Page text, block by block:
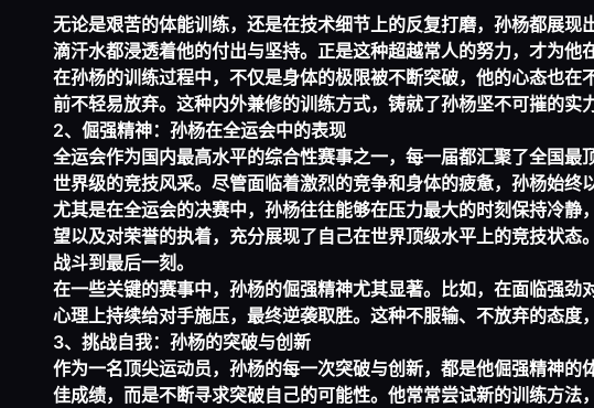
无论是艰苦的体能训练，还是在技术细节上的反复打磨，孙杨都展
滴汗水都浸透着他的付出与坚持。正是这种超越常人的努力，才为他
在孙杨的训练过程中，不仅是身体的极限被不断突破，他的心态也
前不轻易放弃。这种内外兼修的训练方式，铸就了孙杨坚不可摧的实
2、倔强精神：孙杨在全运会中的表现
全运会作为国内最高水平的综合性赛事之一，每一届都汇聚了全国
世界级的竞技风采。尽管面临着激烈的竞争和身体的疲惫，孙杨始终
尤其是在全运会的决赛中，孙杨往往能够在压力最大的时刻保持冷
望以及对荣誉的执着，充分展现了自己在世界顶级水平上的竞技状
战斗到最后一刻。
在一些关键的赛事中，孙杨的倔强精神尤其显著。比如，在面临强
心理上持续给对手施压，最终逆袭取胜。这种不服输、不放弃的态度
3、挑战自我：孙杨的突破与创新
作为一名顶尖运动员，孙杨的每一次突破与创新，都是他倔强精神
佳成绩，而是不断寻求突破自己的可能性。他常常尝试新的训练方